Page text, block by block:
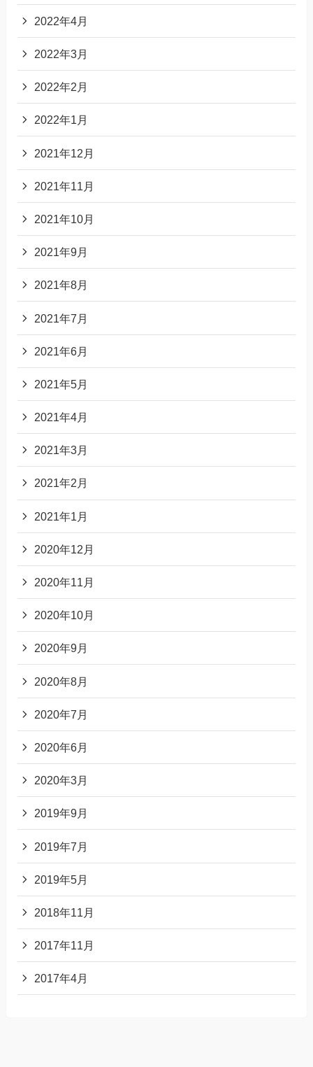
2022年4月
2022年3月
2022年2月
2022年1月
2021年12月
2021年11月
2021年10月
2021年9月
2021年8月
2021年7月
2021年6月
2021年5月
2021年4月
2021年3月
2021年2月
2021年1月
2020年12月
2020年11月
2020年10月
2020年9月
2020年8月
2020年7月
2020年6月
2020年3月
2019年9月
2019年7月
2019年5月
2018年11月
2017年11月
2017年4月